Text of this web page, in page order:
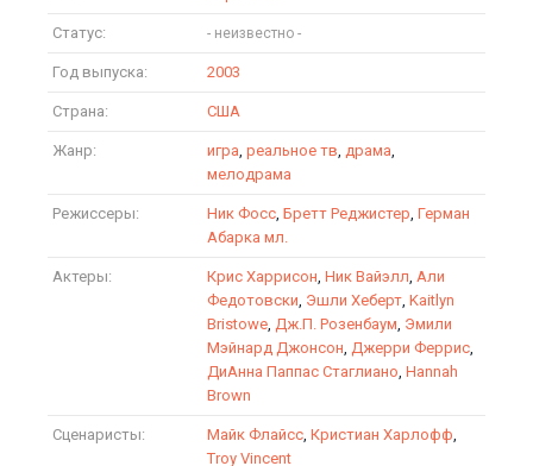
Статус:
Год выпуска: 2003
Страна: США
Жанр: игра, реальное тв, драма,
мелодрама
Режиссеры: Ник Фосс, Бретт Реджистер, Герман
Абарка мл.
Актеры: Крис Харрисон, Ник Вайэлл, Али
Федотовски, Эшли Хеберт, Kaitlyn
Bristowe, Дж.П. Розенбаум, Эмили
Мэйнард Джонсон, Джерри Феррис,
ДиАнна Паппас Стаглиано, Hannah
Brown
Сценаристы: Майк Флайсс, Кристиан Харлофф,
Troy Vincent